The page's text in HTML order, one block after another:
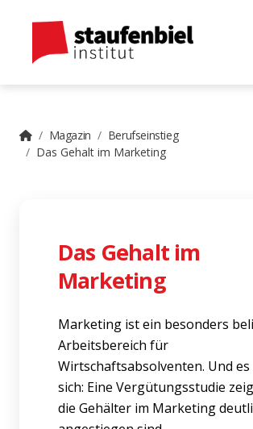
Magazin
Berufseinstieg
Das Gehalt im Marketing
Das Gehalt im
Marketing
Marketing ist ein besonders
Arbeitsbereich für
Wirtschaftsabsolventen. Und
sich: Eine Vergütungsstudie
die Gehälter im Marketing